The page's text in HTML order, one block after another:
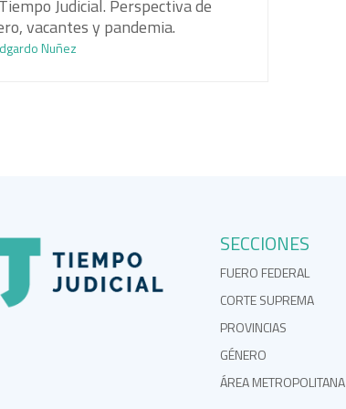
Judicial. Perspectiva de
vacantes y pandemia.
Nuñez
SECCIONES
FUERO FEDERAL
CORTE SUPREMA
PROVINCIAS
GÉNERO
ÁREA METROPOLITANA